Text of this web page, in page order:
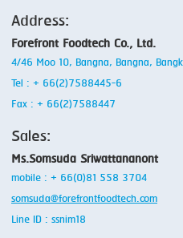
Address:
Forefront Foodtech Co., Ltd.
4/46 Moo 10, Bangna, Bangna,
Tel : + 66(2)7588445-6
Fax : + 66(2)7588447
Sales:
Ms.Somsuda Sriwattananont
mobile : + 66(0)81 558 3704
somsuda@forefrontfoodtech.com
Line ID : ssnim18